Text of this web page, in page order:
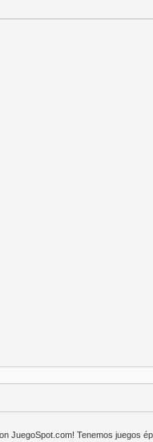
JuegoSpot.com! Tenemos juegos